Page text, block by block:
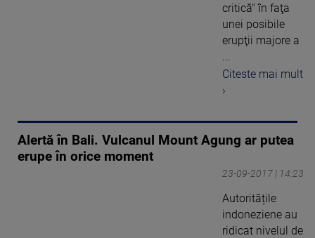
critică" în faţa
unei posibile
erupţii majore a
...
Citeste mai mult
›
Alertă în Bali. Vulcanul Mount Agung ar putea
erupe în orice moment
23-09-2017 | 14:23
Autoritățile
indoneziene au
ridicat nivelul de